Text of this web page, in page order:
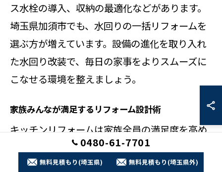
ス水栓の導入、収納の最適化などがあります。
埼玉県加須市でも、水回りの一括リフォームを
選ぶ方が増えています。設備の進化を取り入れ
た水回り改装で、毎日の家事をよりスムーズに
こなせる環境を整えましょう。
家族みんなが満足するリフォーム設計術
キッチンリフォームは家族全員の満足度を高め
る設計が鍵です。理由は、使う人それぞれの要
望を反映することで、長く快適に使える空間と
0480-61-7701
無料見積もり(埼玉県) 無料見積もり(埼玉県外)